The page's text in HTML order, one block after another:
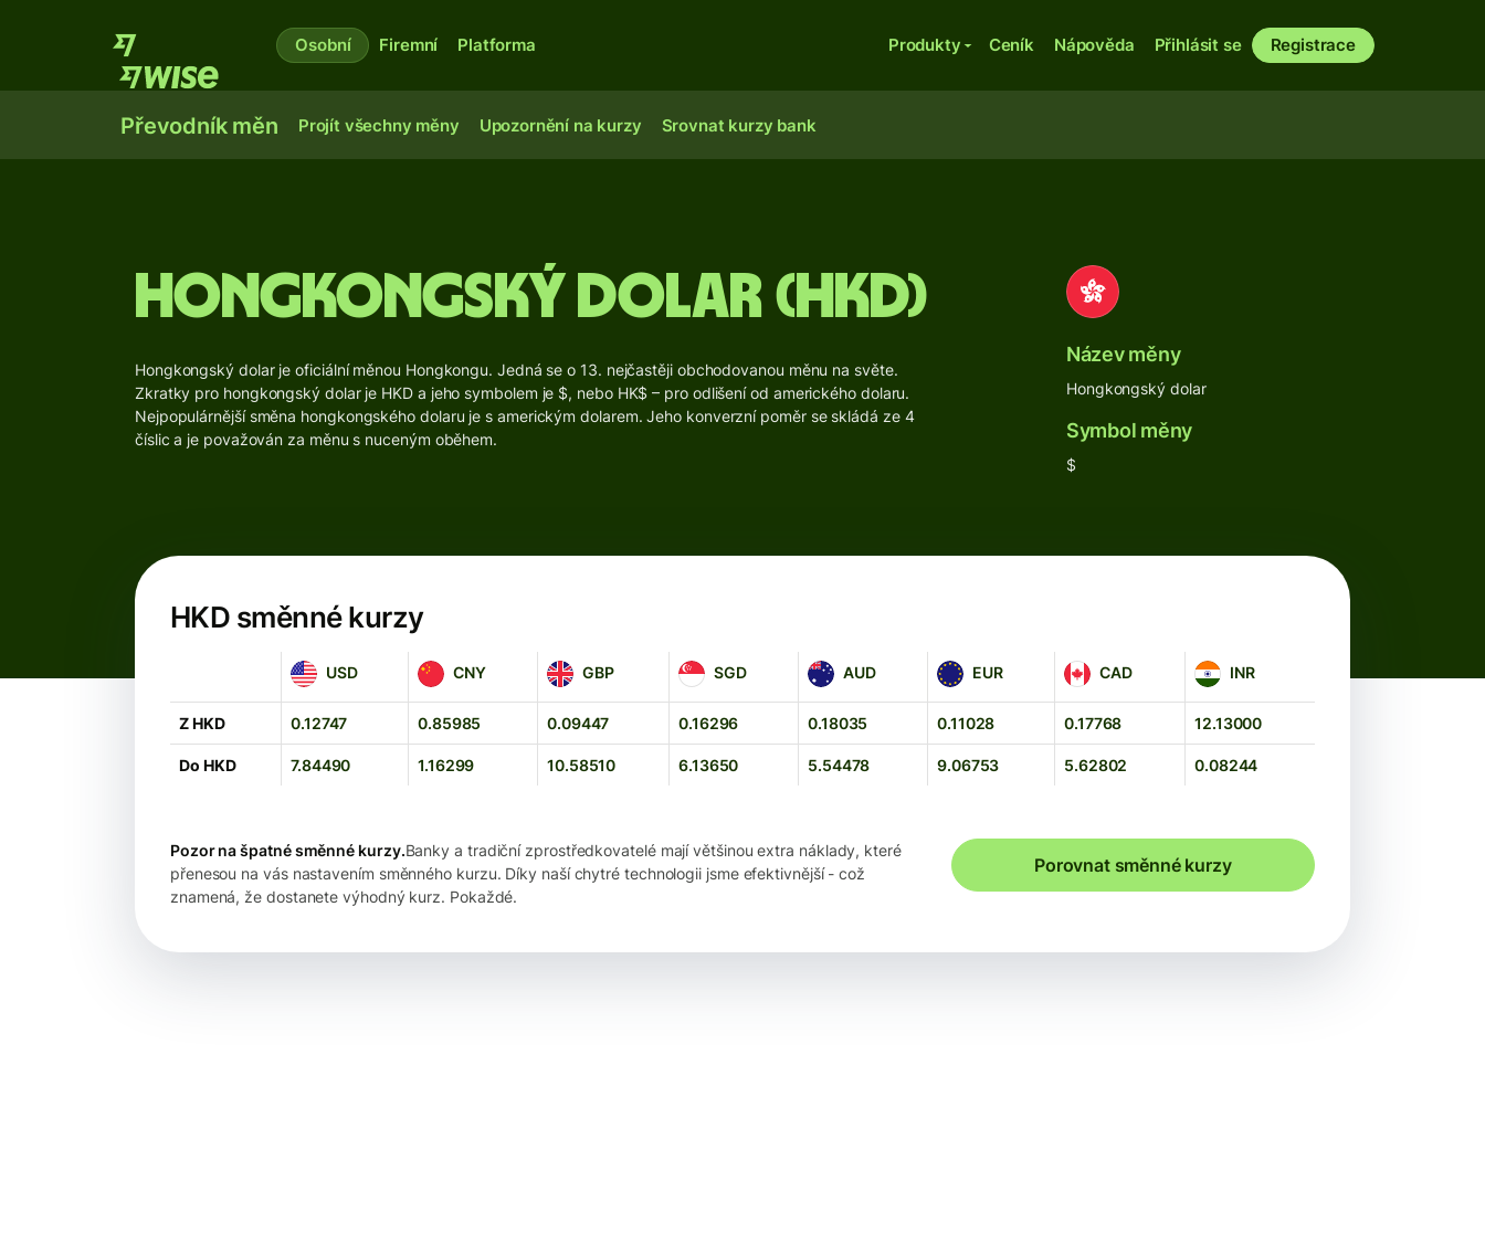
Osobní Firemní Platforma Produkty Ceník Nápověda Přihlásit se Registrace
Převodník měn Projít všechny měny Upozornění na kurzy Srovnat kurzy bank
Hongkongský dolar (HKD)
Hongkongský dolar je oficiální měnou Hongkongu. Jedná se o 13. nejčastěji obchodovanou měnu na světe.
Zkratky pro hongkongský dolar je HKD a jeho symbolem je $, nebo HK$ – pro odlišení od amerického dolaru.
Nejpopulárnější směna hongkongského dolaru je s americkým dolarem. Jeho konverzní poměr se skládá ze 4
číslic a je považován za měnu s nuceným oběhem.
Název měny
Hongkongský dolar
Symbol měny
$
HKD směnné kurzy
USD
USD CNY
CNY GBP
GBP SGD
SGD AUD
AUD EUR
EUR CAD
CAD INR
INR
Z HKD 0.12747 0.85985 0.09447 0.16296 0.18035 0.11028 0.17768 12.13000
Do HKD 7.84490 1.16299 10.58510 6.13650 5.54478 9.06753 5.62802 0.08244
Pozor na špatné směnné kurzy.Banky a tradiční zprostředkovatelé mají většinou extra náklady, které
přenesou na vás nastavením směnného kurzu. Díky naší chytré technologii jsme efektivnější - což
znamená, že dostanete výhodný kurz. Pokaždé.
Porovnat směnné kurzy